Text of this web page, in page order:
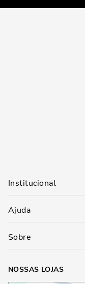
Institucional
Ajuda
Sobre
NOSSAS LOJAS